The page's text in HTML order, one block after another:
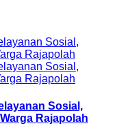
Sosial,
Rajapolah